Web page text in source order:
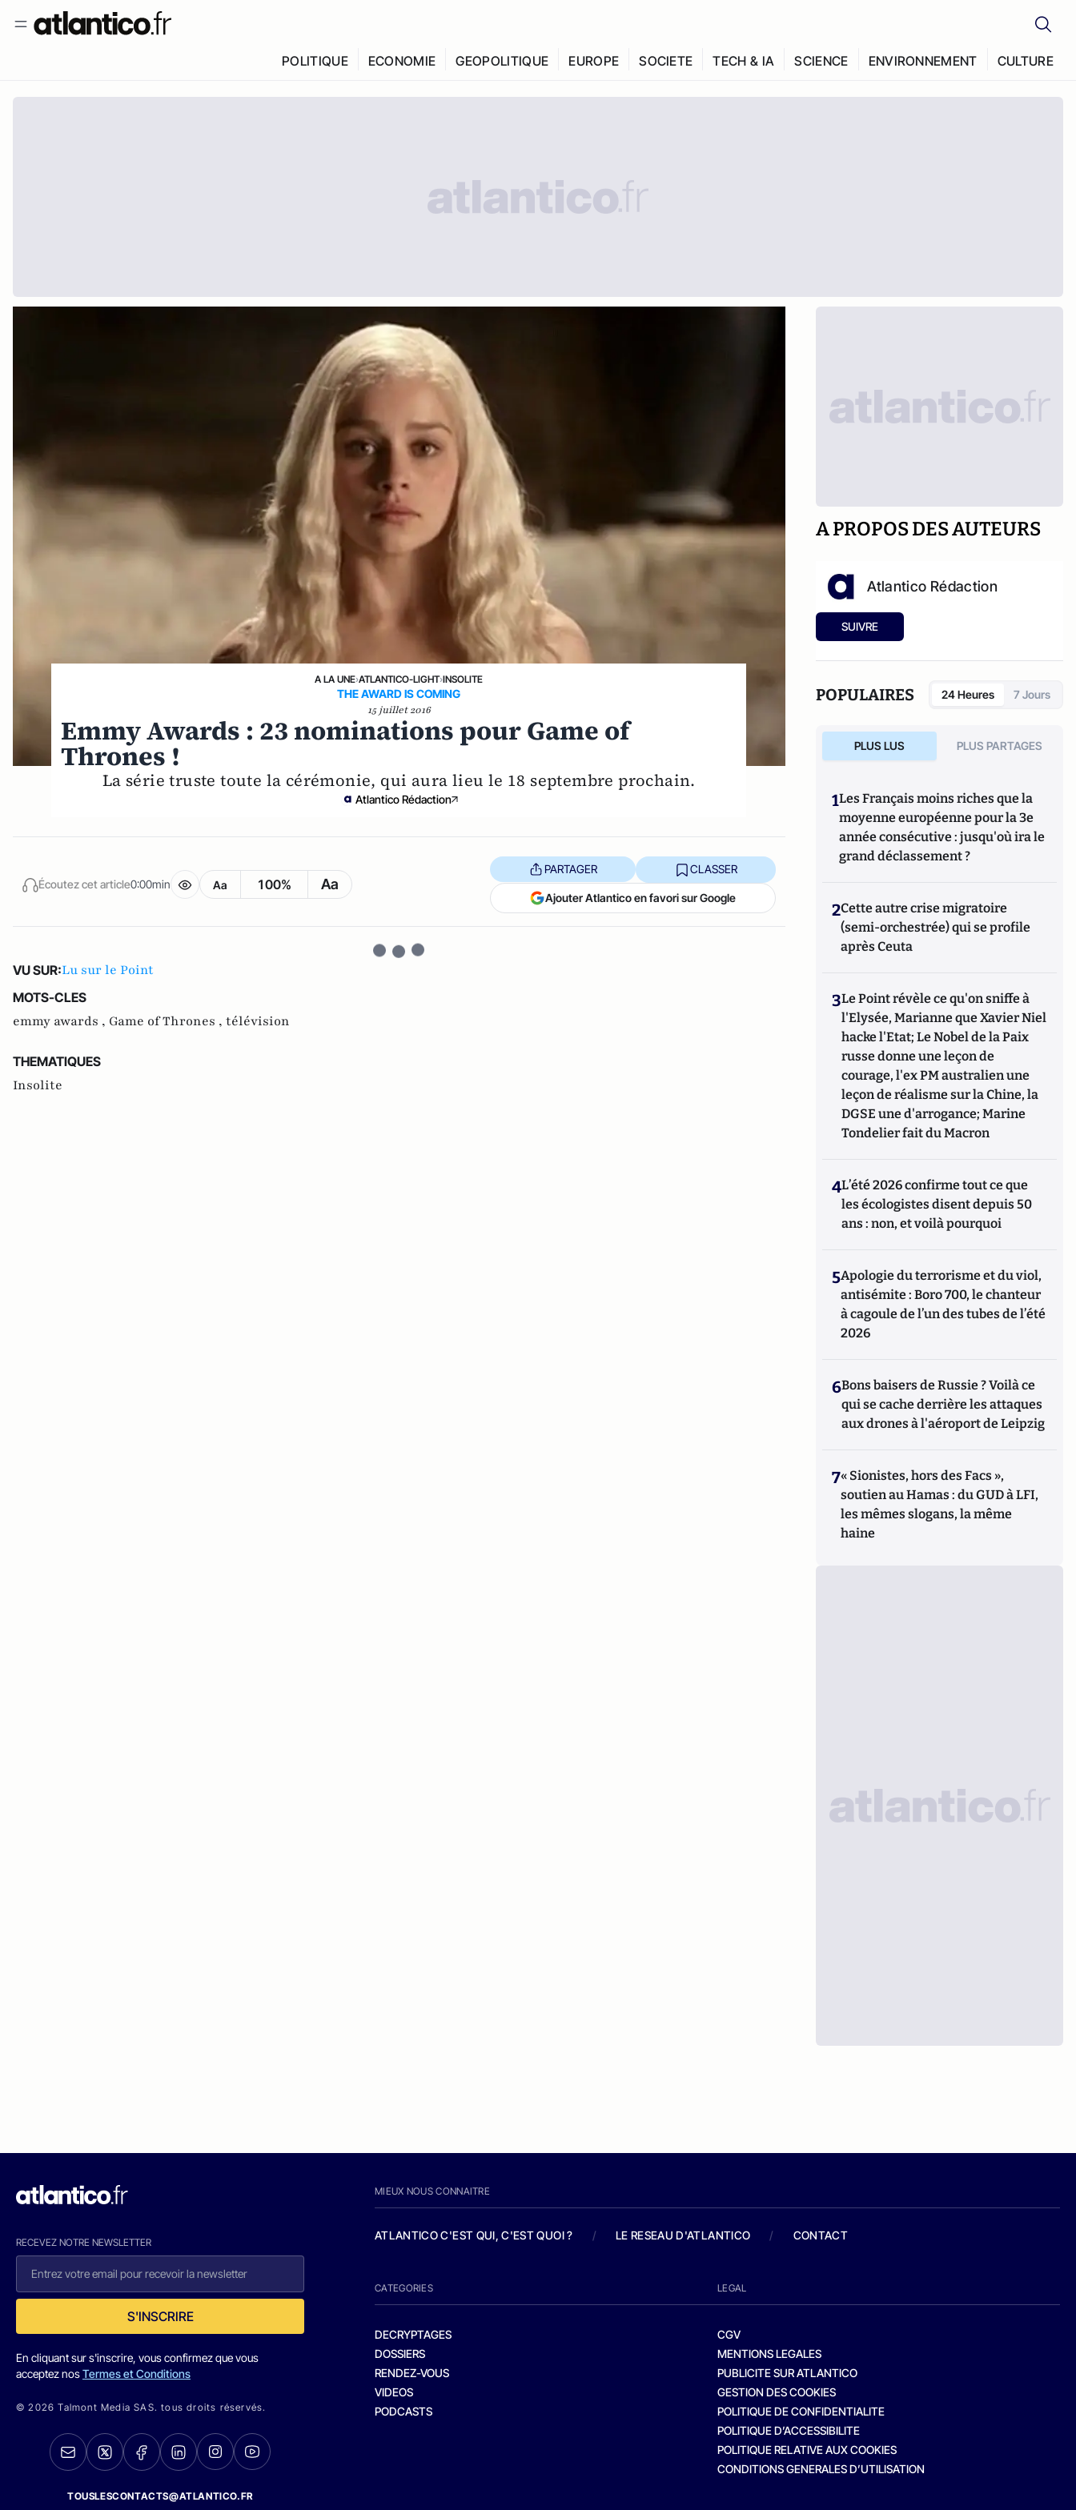
POLITIQUE ECONOMIE GEOPOLITIQUE EUROPE SOCIETE TECH & IA SCIENCE ENVIRONNEMENT CULTURE
A LA UNE›ATLANTICO-LIGHT›INSOLITE
THE AWARD IS COMING
15 juillet 2016
Emmy Awards : 23 nominations pour Game of
Thrones !
La série truste toute la cérémonie, qui aura lieu le 18 septembre prochain.
Atlantico Rédaction
Écoutez cet article0:00min Aa 100% Aa
PARTAGER CLASSER
Ajouter Atlantico en favori sur Google
VU SUR:Lu sur le Point
MOTS-CLES
emmy awards , Game of Thrones , télévision
THEMATIQUES
Insolite
A PROPOS DES AUTEURS
Atlantico Rédaction
SUIVRE
POPULAIRES 24 Heures 7 Jours
PLUS LUS PLUS PARTAGES
1Les Français moins riches que la
moyenne européenne pour la 3e
année consécutive : jusqu'où ira le
grand déclassement ?
2Cette autre crise migratoire
(semi-orchestrée) qui se profile
après Ceuta
3Le Point révèle ce qu'on sniffe à
l'Elysée, Marianne que Xavier Niel
hacke l'Etat; Le Nobel de la Paix
russe donne une leçon de
courage, l'ex PM australien une
leçon de réalisme sur la Chine, la
DGSE une d'arrogance; Marine
Tondelier fait du Macron
4L’été 2026 confirme tout ce que
les écologistes disent depuis 50
ans : non, et voilà pourquoi
5Apologie du terrorisme et du viol,
antisémite : Boro 700, le chanteur
à cagoule de l’un des tubes de l’été
2026
6Bons baisers de Russie ? Voilà ce
qui se cache derrière les attaques
aux drones à l'aéroport de Leipzig
7« Sionistes, hors des Facs »,
soutien au Hamas : du GUD à LFI,
les mêmes slogans, la même
haine
RECEVEZ NOTRE NEWSLETTER
S'INSCRIRE
En cliquant sur s'inscrire, vous confirmez que vous
acceptez nosTermes et Conditions
© 2026 Talmont Media SAS. tous droits réservés.
TOUSLESCONTACTS@ATLANTICO.FR
MIEUX NOUS CONNAITRE
ATLANTICO C'EST QUI, C'EST QUOI ? / LE RESEAU D'ATLANTICO / CONTACT
CATEGORIES
DECRYPTAGES
DOSSIERS
RENDEZ-VOUS
VIDEOS
PODCASTS
LEGAL
CGV
MENTIONS LEGALES
PUBLICITE SUR ATLANTICO
GESTION DES COOKIES
POLITIQUE DE CONFIDENTIALITE
POLITIQUE D’ACCESSIBILITE
POLITIQUE RELATIVE AUX COOKIES
CONDITIONS GENERALES D’UTILISATION